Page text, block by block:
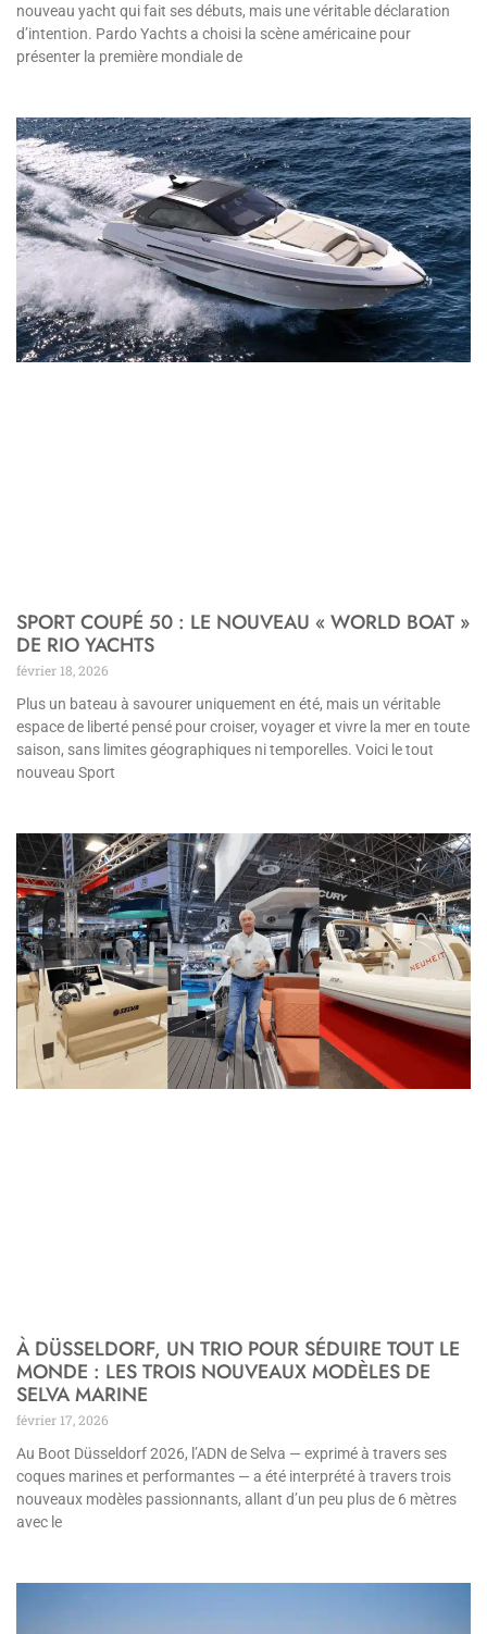
nouveau yacht qui fait ses débuts, mais une véritable déclaration
d’intention. Pardo Yachts a choisi la scène américaine pour
présenter la première mondiale de
SPORT COUPÉ 50 : LE NOUVEAU « WORLD BOAT »
DE RIO YACHTS
février 18, 2026
Plus un bateau à savourer uniquement en été, mais un véritable
espace de liberté pensé pour croiser, voyager et vivre la mer en toute
saison, sans limites géographiques ni temporelles. Voici le tout
nouveau Sport
À DÜSSELDORF, UN TRIO POUR SÉDUIRE TOUT LE
MONDE : LES TROIS NOUVEAUX MODÈLES DE
SELVA MARINE
février 17, 2026
Au Boot Düsseldorf 2026, l’ADN de Selva — exprimé à travers ses
coques marines et performantes — a été interprété à travers trois
nouveaux modèles passionnants, allant d’un peu plus de 6 mètres
avec le